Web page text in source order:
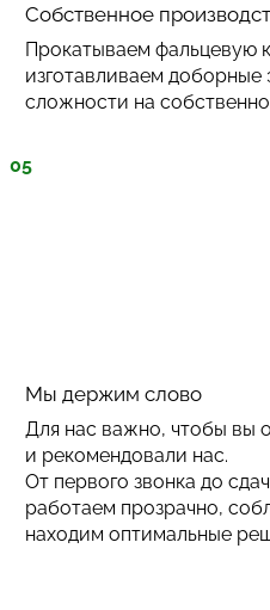
Собственное
Прокатываем фальцевую
изготавливаем
сложности на
05
Мы держим слово
Для нас важно, чтобы вы
и рекомендовали нас.
От первого звонка до
работаем прозрачно,
находим оптимальные